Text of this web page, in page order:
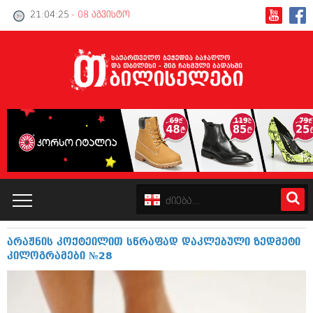
21:04:26 - 08 აგვისტო
კატალოგი
პოლიტიკა
ინტერვიუები
არაჟნის კოქტეილით სწრაფად დაკლებული ზედმეტი
კილოგრამები №28